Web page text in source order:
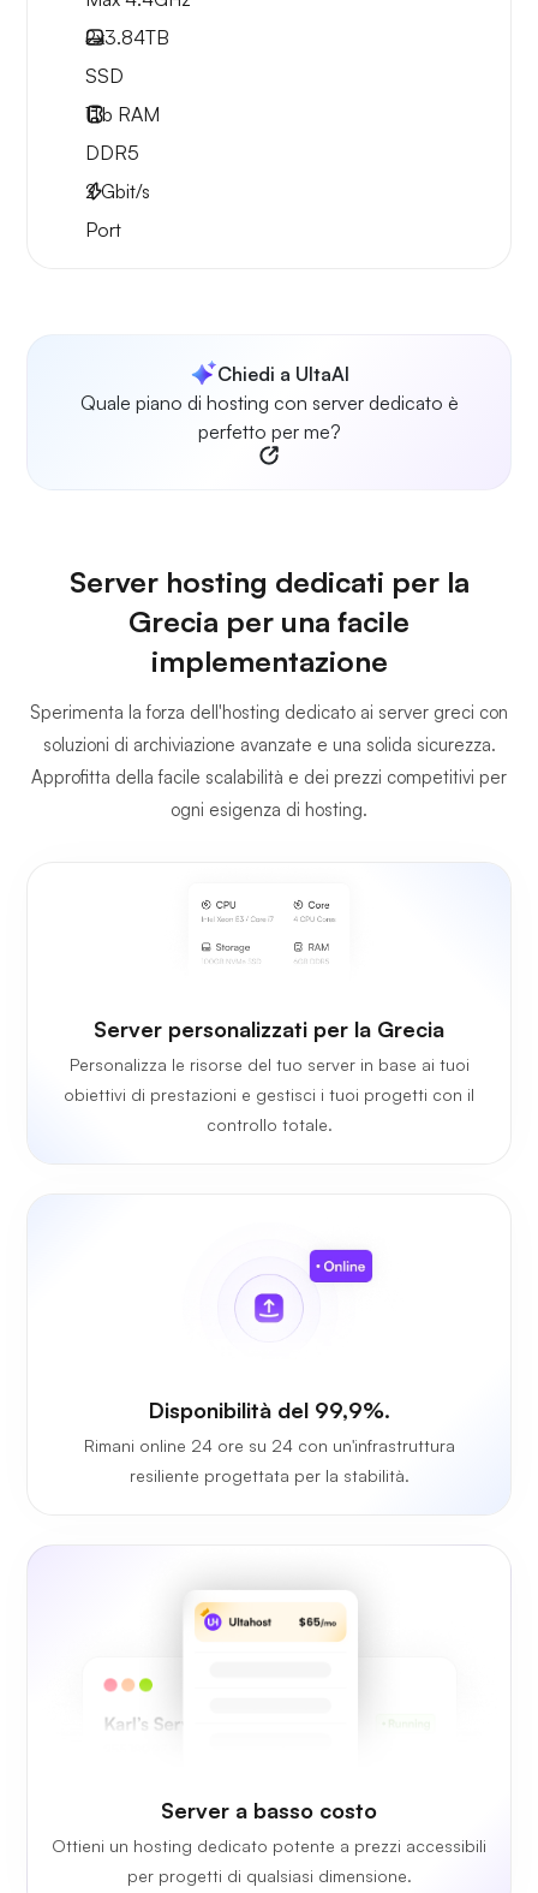
2x3.84TB
SSD
1Tb RAM
DDR5
2Gbit/s
Port
Chiedi a UltaAI
Quale piano di hosting con server dedicato è
perfetto per me?
Server hosting dedicati per la
Grecia per una facile
implementazione
Sperimenta la forza dell'hosting dedicato ai server greci con
soluzioni di archiviazione avanzate e una solida sicurezza.
Approfitta della facile scalabilità e dei prezzi competitivi per
ogni esigenza di hosting.
Server personalizzati per la Grecia
Personalizza le risorse del tuo server in base ai tuoi
obiettivi di prestazioni e gestisci i tuoi progetti con il
controllo totale.
Disponibilità del 99,9%.
Rimani online 24 ore su 24 con un'infrastruttura
resiliente progettata per la stabilità.
Server a basso costo
Ottieni un hosting dedicato potente a prezzi accessibili
per progetti di qualsiasi dimensione.